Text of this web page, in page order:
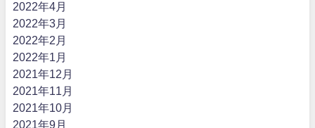
2022年4月
2022年3月
2022年2月
2022年1月
2021年12月
2021年11月
2021年10月
2021年9月